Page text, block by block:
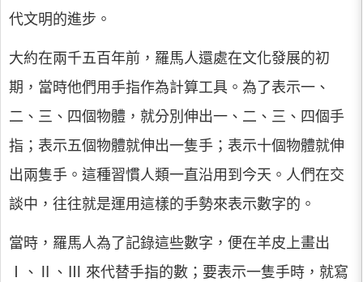
代文明的進步。
大約在兩千五百年前，羅馬人還處在文化發展的初
期，當時他們用手指作為計算工具。為了表示一、
二、三、四個物體，就分別伸出一、二、三、四個手
指；表示五個物體就伸出一隻手；表示十個物體就伸
出兩隻手。這種習慣人類一直沿用到今天。人們在交
談中，往往就是運用這樣的手勢來表示數字的。
當時，羅馬人為了記錄這些數字，便在羊皮上畫出
Ⅰ、Ⅱ、Ⅲ 來代替手指的數；要表示一隻手時，就寫